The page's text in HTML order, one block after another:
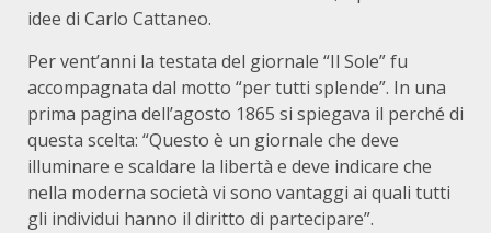
idee di Carlo Cattaneo.
Per vent’anni la testata del giornale “Il Sole” fu
accompagnata dal motto “per tutti splende”. In una
prima pagina dell’agosto 1865 si spiegava il perché di
questa scelta: “Questo è un giornale che deve
illuminare e scaldare la libertà e deve indicare che
nella moderna società vi sono vantaggi ai quali tutti
gli individui hanno il diritto di partecipare”.